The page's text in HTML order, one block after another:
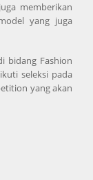
memberikan
yang juga
bidang Fashion
seleksi pada
yang akan